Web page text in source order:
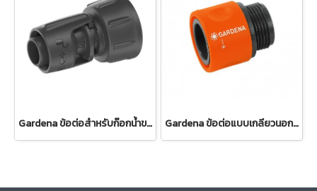
Gardena ข้อต่อสำหรับก๊อกน้ำขนาด 13 มม. (1/2") – เกลียว 3/4" (13222-20) Gardena ข้อต่อแบบเกลียวนอก ขนาด 26.5 มม. (3/4") (02917-20)